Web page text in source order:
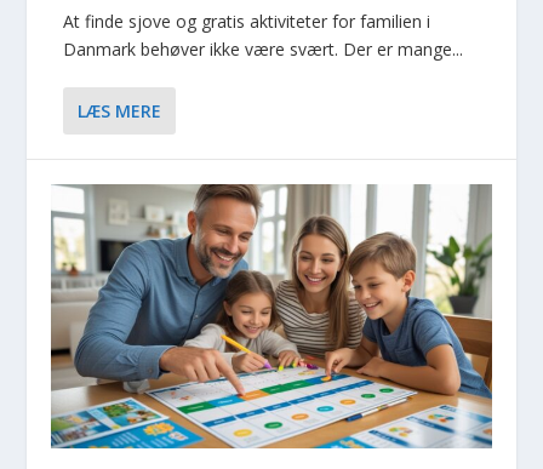
At finde sjove og gratis aktiviteter for familien i
Danmark behøver ikke være svært. Der er mange...
LÆS MERE